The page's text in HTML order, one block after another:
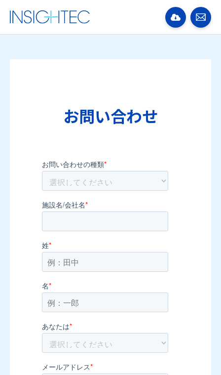
お問い合わせ
お問い合わせの種類*
施設名/会社名*
姓*
名*
あなたは*
メールアドレス*